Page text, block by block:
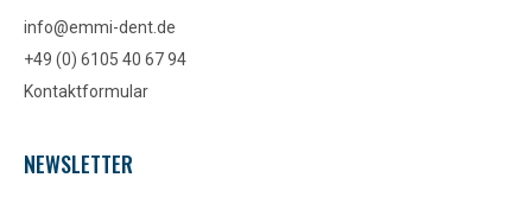
info@emmi-dent.de
+49 (0) 6105 40 67 94
Kontaktformular
NEWSLETTER